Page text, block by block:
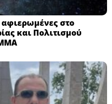
στο
και Πολιτισμού